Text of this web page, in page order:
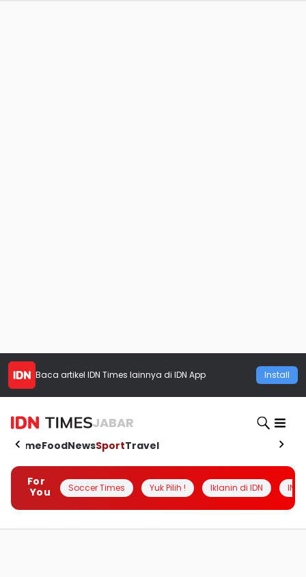
Baca artikel IDN Times lainnya di IDN App Install
JABAR
HomeFoodNewsSportTravel
For
You
Soccer Times Yuk Pilih ! Iklanin di IDN